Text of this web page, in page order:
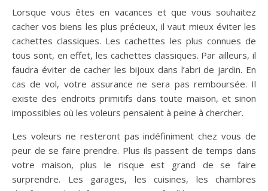
Lorsque vous êtes en vacances et que vous souhaitez
cacher vos biens les plus précieux, il vaut mieux éviter les
cachettes classiques. Les cachettes les plus connues de
tous sont, en effet, les cachettes classiques. Par ailleurs, il
faudra éviter de cacher les bijoux dans l’abri de jardin. En
cas de vol, votre assurance ne sera pas remboursée. Il
existe des endroits primitifs dans toute maison, et sinon
impossibles où les voleurs pensaient à peine à chercher.
Les voleurs ne resteront pas indéfiniment chez vous de
peur de se faire prendre. Plus ils passent de temps dans
votre maison, plus le risque est grand de se faire
surprendre. Les garages, les cuisines, les chambres